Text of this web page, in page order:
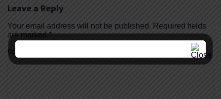
Leave a Reply
Your email address will not be published. Required fields
are marked*
Comment